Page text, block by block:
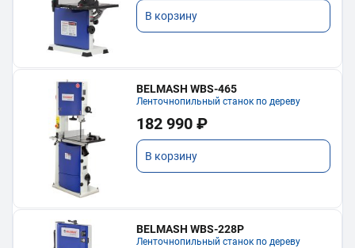
В корзину
BELMASH WBS-465
Ленточнопильный станок по дереву
182 990 ₽
В корзину
BELMASH WBS-228P
Ленточнопильный станок по дереву